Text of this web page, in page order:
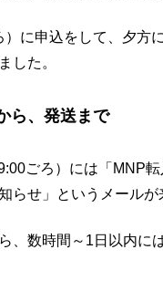
）に申込をして、夕方
した。
ら、発送まで
ごろ）には「MNP
らせ」というメールが
、数時間～1日以内に